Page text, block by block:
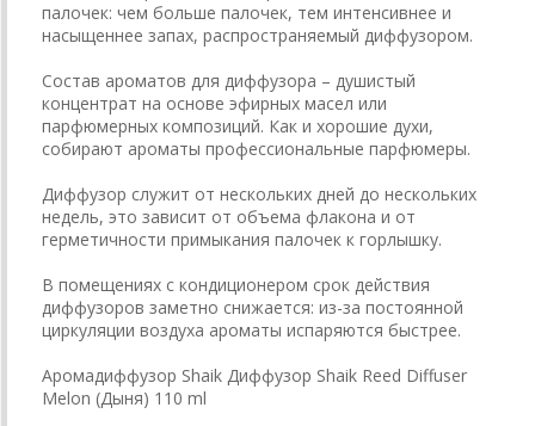
палочек: чем больше палочек, тем интенсивнее и
насыщеннее запах, распространяемый диффузором.
Состав ароматов для диффузора – душистый
концентрат на основе эфирных масел или
парфюмерных композиций. Как и хорошие духи,
собирают ароматы профессиональные парфюмеры.
Диффузор служит от нескольких дней до нескольких
недель, это зависит от объема флакона и от
герметичности примыкания палочек к горлышку.
В помещениях с кондиционером срок действия
диффузоров заметно снижается: из-за постоянной
циркуляции воздуха ароматы испаряются быстрее.
Аромадиффузор Shaik Диффузор Shaik Reed Diffuser
Melon (Дыня) 110 ml